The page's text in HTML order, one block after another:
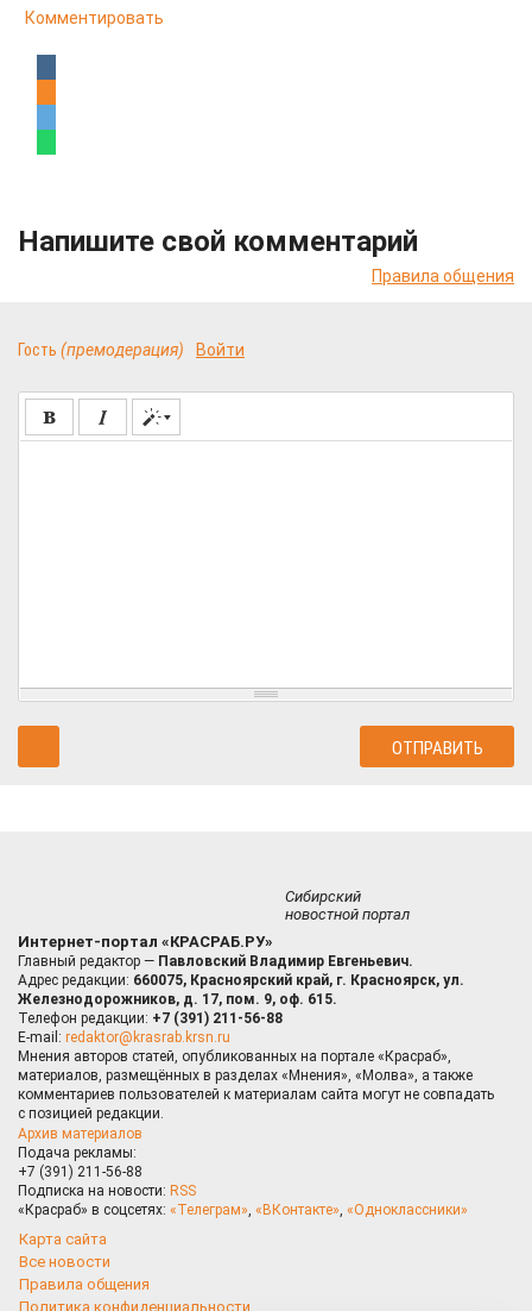
Комментировать
Напишите свой комментарий
Правила общения
Гость (премодерация) Войти
Сибирский
новостной портал
Интернет-портал «КРАСРАБ.РУ»
Главный редактор — Павловский Владимир Евгеньевич.
Адрес редакции: 660075, Красноярский край, г. Красноярск, ул.
Железнодорожников, д. 17, пом. 9, оф. 615.
Телефон редакции: +7 (391) 211-56-88
E-mail: redaktor@krasrab.krsn.ru
Мнения авторов статей, опубликованных на портале «Красраб»,
материалов, размещённых в разделах «Мнения», «Молва», а также
комментариев пользователей к материалам сайта могут не совпадать
с позицией редакции.
Архив материалов
Подача рекламы:
+7 (391) 211-56-88
Подписка на новости: RSS
«Красраб» в соцсетях: «Телеграм», «ВКонтакте», «Одноклассники»
Карта сайта
Все новости
Правила общения
Политика конфиденциальности